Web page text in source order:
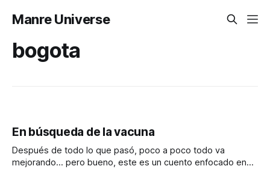
Manre Universe
bogota
En búsqueda de la vacuna
Después de todo lo que pasó, poco a poco todo va
mejorando… pero bueno, este es un cuento enfocado en